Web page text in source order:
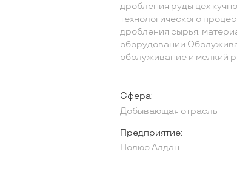
дробления руды цех
технологического
дробления сырья,
оборудовании
обслуживание и мелкий
Сфера:
Добывающая отрасль
Предприятие:
Полюс Алдан